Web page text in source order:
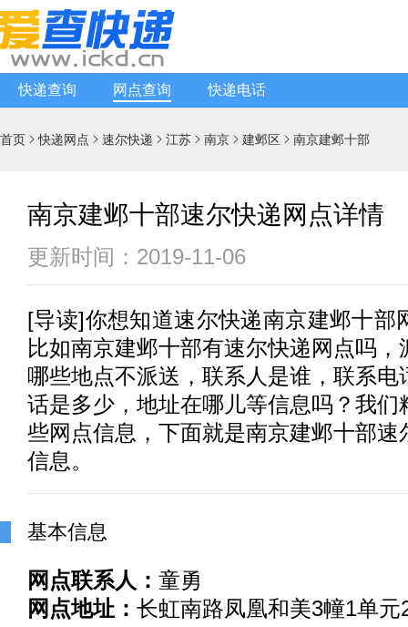
快递查询 网点查询 快递电话
首页 快递网点  速尔快递  江苏  南京  建邺区  南京建邺十部
南京建邺十部速尔快递网点详情
更新时间：2019-11-06
[导读]你想知道速尔快递南京建邺十部
比如南京建邺十部有速尔快递 网点吗，
哪些地点不派送，联系人是谁，联系电
话是多少，地址在哪儿等信息吗？我们
些网点信息，下面就是南京建邺十部速
信息。
基本信息
网点联系人： 童勇
网点地址： 长虹南路凤凰和美3幢1单元